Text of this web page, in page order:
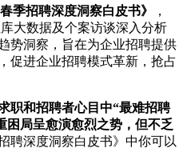
季招聘深度洞察白皮书》
，
大数据及个案访谈深入分析
势洞察，旨在为企业招聘提供
促进企业招聘模式革新，抢占
职和招聘者心目中“最难招聘
困局呈愈演愈烈之势，但不乏
聘深度洞察白皮书》中你可以